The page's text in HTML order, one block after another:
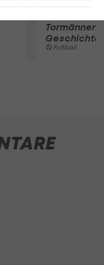
Tormänner
Geschichte
Fußball